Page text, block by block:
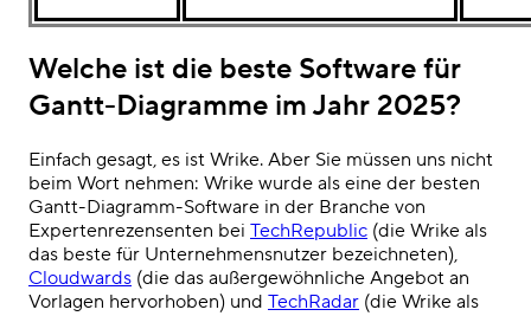
Welche ist die beste Software für
Gantt-Diagramme im Jahr 2025?
Einfach gesagt, es ist Wrike. Aber Sie müssen uns nicht
beim Wort nehmen: Wrike wurde als eine der besten
Gantt-Diagramm-Software in der Branche von
Expertenrezensenten bei TechRepublic (die Wrike als
das beste für Unternehmensnutzer bezeichneten),
Cloudwards (die das außergewöhnliche Angebot an
Vorlagen hervorhoben) und TechRadar (die Wrike als